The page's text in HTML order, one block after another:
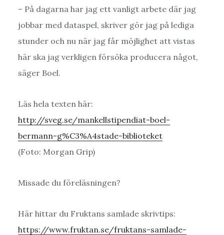
– På dagarna har jag ett vanligt arbete där jag
jobbar med dataspel, skriver gör jag på lediga
stunder och nu när jag får möjlighet att vistas
här ska jag verkligen försöka producera något,
säger Boel.
Läs hela texten här:
http://sveg.se/mankellstipendiat-boel-
bermann-g%C3%A4stade-biblioteket
(Foto: Morgan Grip)
Missade du föreläsningen?
Här hittar du Fruktans samlade skrivtips:
https://www.fruktan.se/fruktans-samlade-